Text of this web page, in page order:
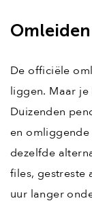
De officiële
liggen. Maar
Duizenden
en
dezelfde
files, gestreste
uur langer